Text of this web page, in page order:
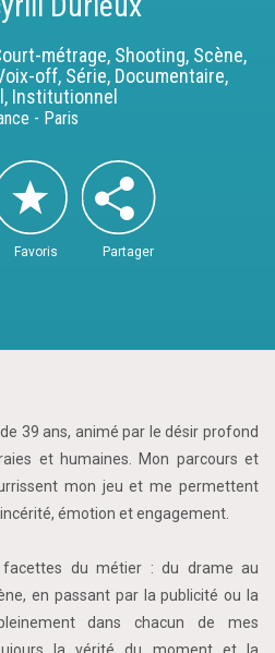
métrage, Shooting, Scène,
off, Série, Documentaire,
Institutionnel
- Paris
Favoris Partager
39 ans, animé par le désir profond
et humaines. Mon parcours et
mon jeu et me permettent
émotion et engagement.
facettes du métier : du drame au
en passant par la publicité ou la
dans chacun de mes